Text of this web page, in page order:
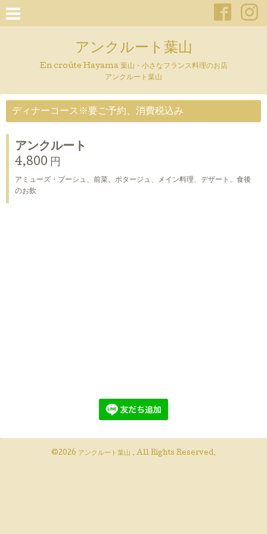
アンクルート葉山
En croûte Hayama 葉山・小さなフランス料理のお店
アンクルート葉山
ディナーコース※要ご予約、消費税込み
アンクルート
4,800 円
アミューズ・ブーシュ、前菜、ポタージュ、メイン料理、デザート、食後
のお飲
©2026 アンクルート葉山 . All Rights Reserved.